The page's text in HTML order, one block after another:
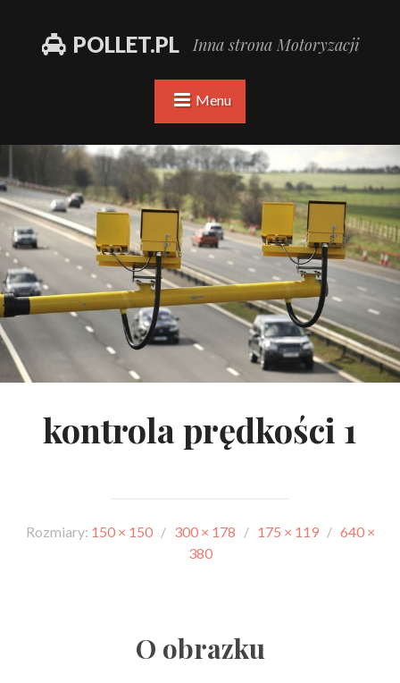
POLLET.PL Inna strona Motoryzacji
Menu
kontrola prędkości 1
Rozmiary: 150 × 150 / 300 × 178 / 175 × 119 / 640 ×
380
O obrazku